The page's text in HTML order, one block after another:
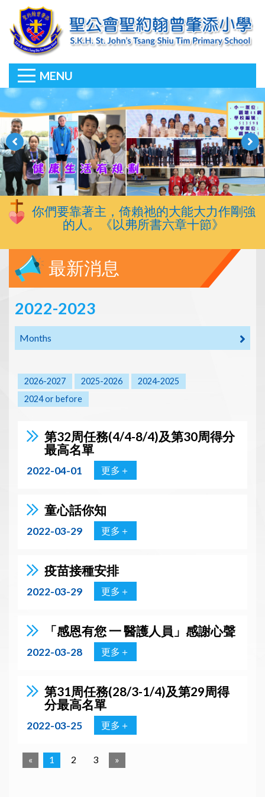
MENU
你們要靠著主，倚賴祂的大能大力作剛強
的人。《以弗所書六章十節》
最新消息
2022-2023
Months
2026-2027 2025-2026
2024-2025
2024 or before
第32周任務(4/4-8/4)及第30周得分
最高名單
2022-04-01 更多＋
童心話你知
2022-03-29 更多＋
疫苗接種安排
2022-03-29 更多＋
「感恩有您 一 醫護人員」感謝心聲
2022-03-28 更多＋
第31周任務(28/3-1/4)及第29周得
分最高名單
2022-03-25 更多＋
« 1 2 3 »